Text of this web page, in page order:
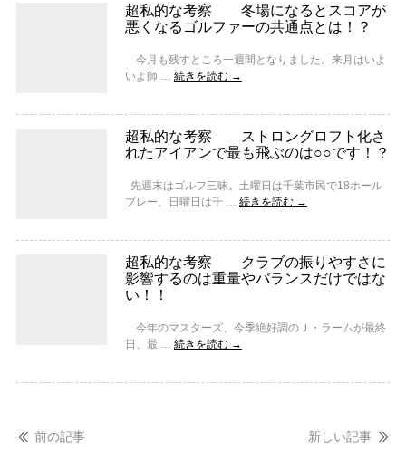
超私的な考察 冬場になるとスコアが
悪くなるゴルファーの共通点とは！？
今月も残すところ一週間となりました。来月はいよ
いよ師 … 続きを読む →
超私的な考察 ストロングロフト化さ
れたアイアンで最も飛ぶのは○○です！？
先週末はゴルフ三昧。土曜日は千葉市民で18ホール
プレー、日曜日は千 … 続きを読む →
超私的な考察 クラブの振りやすさに
影響するのは重量やバランスだけではな
い！！
今年のマスターズ、今季絶好調のＪ・ラームが最終
日、最 … 続きを読む →
前の記事 新しい記事